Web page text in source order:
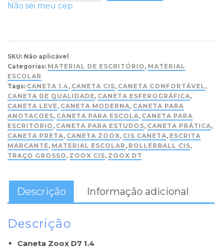
Não sei meu cep
SKU: Não aplicável
Categorias: MATERIAL DE ESCRITÓRIO , MATERIAL
ESCOLAR
Tags: CANETA 1.4 , CANETA CIS, CANETA CONFORTÁVEL ,
CANETA DE QUALIDADE, CANETA ESFEROGRÁFICA,
CANETA LEVE, CANETA MODERNA, CANETA PARA
ANOTACOES, CANETA PARA ESCOLA, CANETA PARA
ESCRITÓRIO , CANETA PARA ESTUDOS, CANETA PRÁTICA,
CANETA PRETA, CANETA ZOOX, CIS CANETA, ESCRITA
MARCANTE, MATERIAL ESCOLAR , ROLLERBALL CIS,
TRAÇO GROSSO , ZOOX CIS, ZOOX D7
Descrição Informação adicional
Descrição
Caneta Zoox D7 1.4